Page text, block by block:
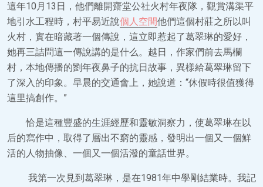
這年10月13日，他們離開齋堂公社火村年夜隊，觀賞溝渠平
地引水工程時，村平易近說個人空間他們這個村莊之所以叫
火村，實在暗藏著一個傳說，這立即惹起了葛翠琳的愛好，
她再三詰問這一傳說講的是什么。越日，作家們前去馬欄
村，本地傳播的劉年夜鼻子的抗日故事，異樣給葛翠琳留下
了深入的印象。早晨的交通會上，她說道：“休假時很值獲得
這里搞創作。”
恰是這種豐盛的生涯經歷和靈敏洞察力，使葛翠琳在以
后的寫作中，取得了層出不窮的靈感，發明出一個又一個鮮
活的人物抽像、一個又一個活潑的童話世界。
我第一次見到葛翠琳，是在1981年中學剛結業時。我記